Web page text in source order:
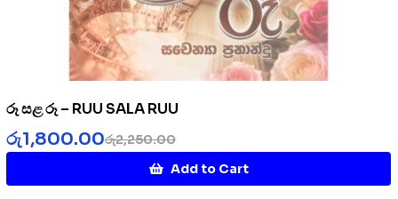
රූ සළ රූ – RUU SALA RUU
රු2,250.00
රු1,800.00
Add to Cart